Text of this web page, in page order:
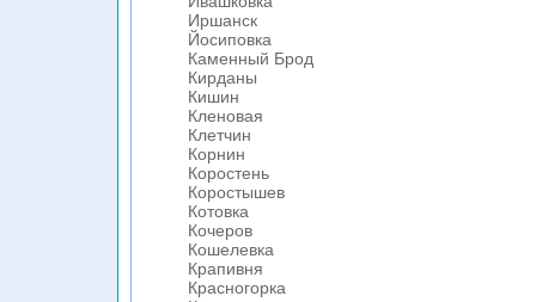
Иршанск
Йосиповка
Каменный Брод
Кирданы
Кишин
Кленовая
Клетчин
Корнин
Коростень
Коростышев
Котовка
Кочеров
Кошелевка
Крапивня
Красногорка